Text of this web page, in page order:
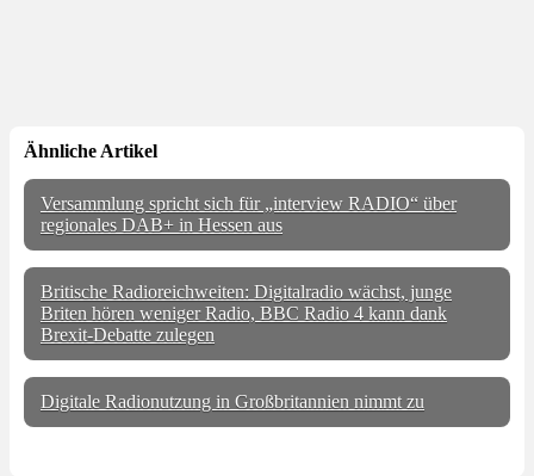
Ähnliche Artikel
Versammlung spricht sich für „interview RADIO“ über
regionales DAB+ in Hessen aus
Britische Radioreichweiten: Digitalradio wächst, junge
Briten hören weniger Radio, BBC Radio 4 kann dank
Brexit-Debatte zulegen
Digitale Radionutzung in Großbritannien nimmt zu